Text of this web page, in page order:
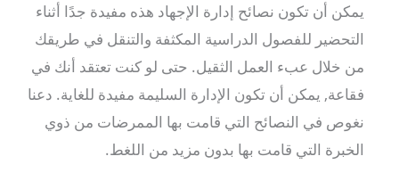
يمكن أن تكون نصائح إدارة الإجهاد هذه مفيدة جدًا أثناء
التحضير للفصول الدراسية المكثفة والتنقل في طريقك
من خلال عبء العمل الثقيل. حتى لو كنت تعتقد أنك في
فقاعة, يمكن أن تكون الإدارة السليمة مفيدة للغاية. دعنا
نغوص في النصائح التي قامت بها الممرضات من ذوي
الخبرة التي قامت بها بدون مزيد من اللغط.